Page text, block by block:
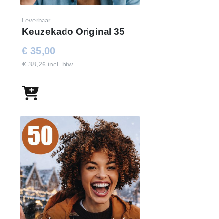
Leverbaar
Keuzekado Original 35
€ 35,00
€ 38,26 incl. btw